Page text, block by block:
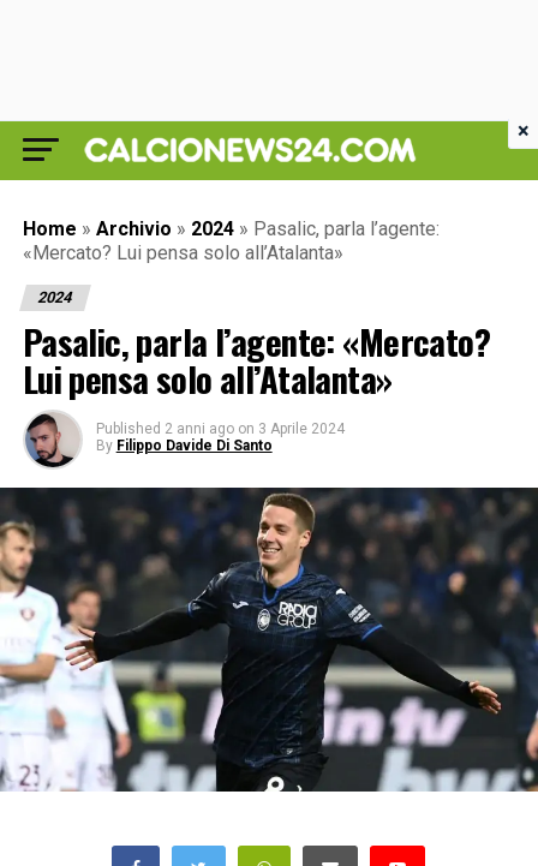
Home » Archivio » 2024 » Pasalic, parla l’agente:
«Mercato? Lui pensa solo all’Atalanta»
2024
Pasalic, parla l’agente: «Mercato?
Lui pensa solo all’Atalanta»
Published 2 anni ago on 3 Aprile 2024
By Filippo Davide Di Santo
×